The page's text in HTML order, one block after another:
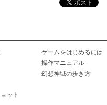
ット
ゲームをはじめるには
操作マニュアル
幻想神域の歩き方